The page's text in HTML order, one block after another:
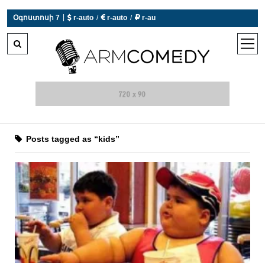
Օգոստոսի 7  r-auto /  r-auto /  r-au
open
Posts tagged as “kids”